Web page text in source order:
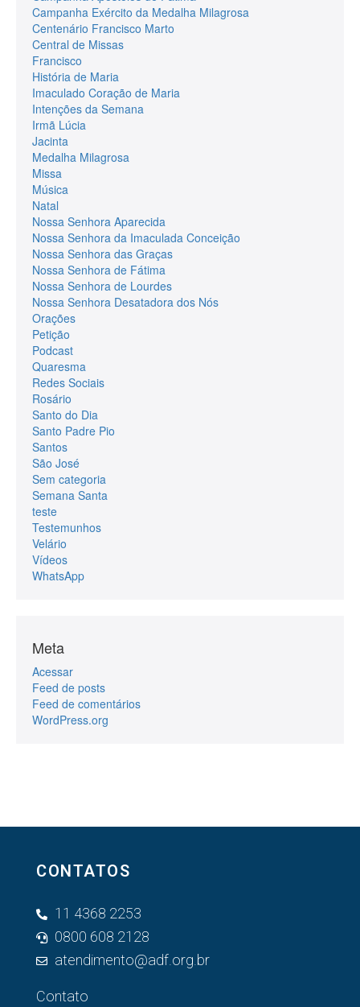
Campanha Exército da Medalha Milagrosa
Centenário Francisco Marto
Central de Missas
Francisco
História de Maria
Imaculado Coração de Maria
Intenções da Semana
Irmã Lúcia
Jacinta
Medalha Milagrosa
Missa
Música
Natal
Nossa Senhora Aparecida
Nossa Senhora da Imaculada Conceição
Nossa Senhora das Graças
Nossa Senhora de Fátima
Nossa Senhora de Lourdes
Nossa Senhora Desatadora dos Nós
Orações
Petição
Podcast
Quaresma
Redes Sociais
Rosário
Santo do Dia
Santo Padre Pio
Santos
São José
Sem categoria
Semana Santa
teste
Testemunhos
Velário
Vídeos
WhatsApp
Meta
Acessar
Feed de posts
Feed de comentários
WordPress.org
CONTATOS
11 4368 2253
0800 608 2128
atendimento@adf.org.br
Contato